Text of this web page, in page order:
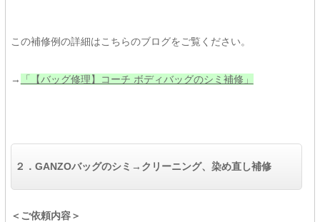
この補修例の詳細はこちらのブログをご覧ください。
→ 「【バッグ修理】コーチ ボディバッグのシミ補修」
２．GANZOバッグのシミ→クリーニング、染め直し補修
＜ご依頼内容＞